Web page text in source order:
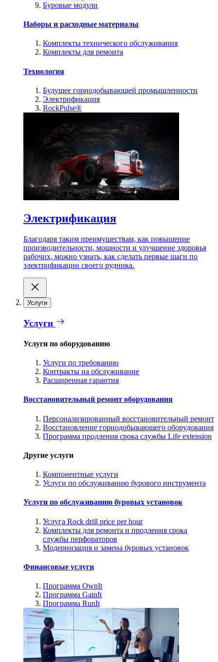
Буровые модули
Наборы и расходные материалы
Комплекты технического обслуживания
Комплекты для ремонта
Технология
Будущее горнодобывающей промышленности
Электрификация
RockPulse®
Электрификация
Благодаря таким преимуществам, как повышение
производительности, мощности и улучшение здоровья
рабочих, можно узнать, как сделать первые шаги по
электрификации своего рудника.
Услуги
Услуги
Услуги по оборудованию
Услуги по требованию
Контракты на обслуживание
Расширенная гарантия
Восстановительный ремонт оборудования
Персонализированный восстановительный ремонт
Восстановление горнодобывающего оборудования
Программа продления срока службы Life extension
Другие услуги
Компонентные услуги
Услуги по обслуживанию бурового инструмента
Услуги по обслуживанию буровых установок
Услуга Rock drill price per hour
Комплекты для ремонта и продления срока
службы перфораторов
Модернизация и замена буровых установок
Финансовые услуги
Программа OwnIt
Программа GainIt
Программа RunIt